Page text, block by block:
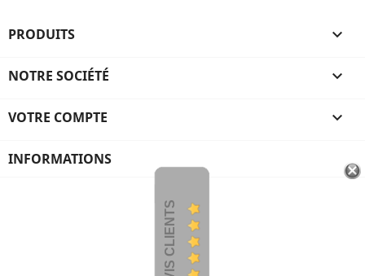
PRODUITS 
NOTRE SOCIÉTÉ 
VOTRE COMPTE 
INFORMATIONS
AVIS CLIENTS